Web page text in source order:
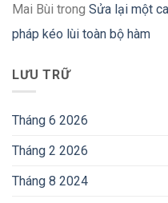
Mai Bùi trong Sửa lại một
pháp kéo lùi toàn bộ hàm
LƯU TRỮ
Tháng 6 2026
Tháng 2 2026
Tháng 8 2024